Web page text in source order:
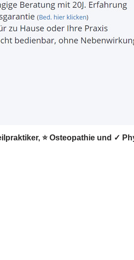
⭐ Osteopathie und ✓